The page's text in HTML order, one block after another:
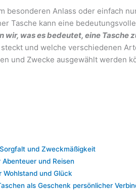
besonderen Anlass oder einfach
Tasche kann eine
wir, was es bedeutet, eine Tasche
und welche verschiedenen
und Zwecke ausgewählt werden
und Zweckmäßigkeit
und Reisen
Wohlstand und Glück
als Geschenk persönlicher